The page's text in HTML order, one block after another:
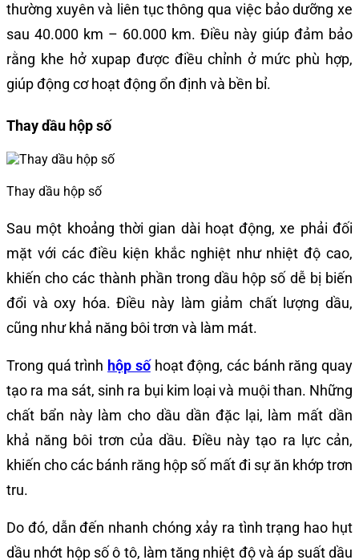
thường xuyên và liên tục thông qua việc bảo dưỡng xe
sau 40.000 km – 60.000 km. Điều này giúp đảm bảo
rằng khe hở xupap được điều chỉnh ở mức phù hợp,
giúp động cơ hoạt động ổn định và bền bỉ.
Thay dầu hộp số
Thay dầu hộp số
Sau một khoảng thời gian dài hoạt động, xe phải đối
mặt với các điều kiện khắc nghiệt như nhiệt độ cao,
khiến cho các thành phần trong dầu hộp số dễ bị biến
đổi và oxy hóa. Điều này làm giảm chất lượng dầu,
cũng như khả năng bôi trơn và làm mát.
Trong quá trình hộp sốhoạt động, các bánh răng quay
tạo ra ma sát, sinh ra bụi kim loại và muội than. Những
chất bẩn này làm cho dầu dần đặc lại, làm mất dần
khả năng bôi trơn của dầu. Điều này tạo ra lực cản,
khiến cho các bánh răng hộp số mất đi sự ăn khớp trơn
tru.
Do đó, dẫn đến nhanh chóng xảy ra tình trạng hao hụt
dầu nhớt hộp số ô tô, làm tăng nhiệt độ và áp suất dầu